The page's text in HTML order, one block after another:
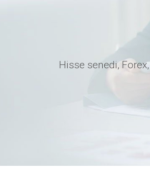
Hisse senedi,